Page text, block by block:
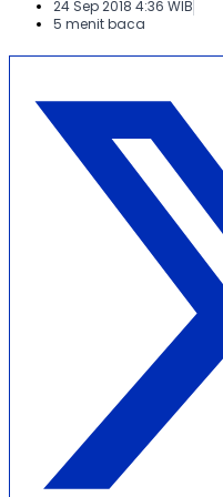
24 Sep 2018 4:36 WIB
5 menit baca